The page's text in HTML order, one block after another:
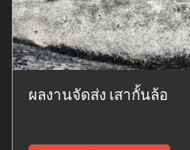
ผลงานจัดส่ง เสากั้นล้อ